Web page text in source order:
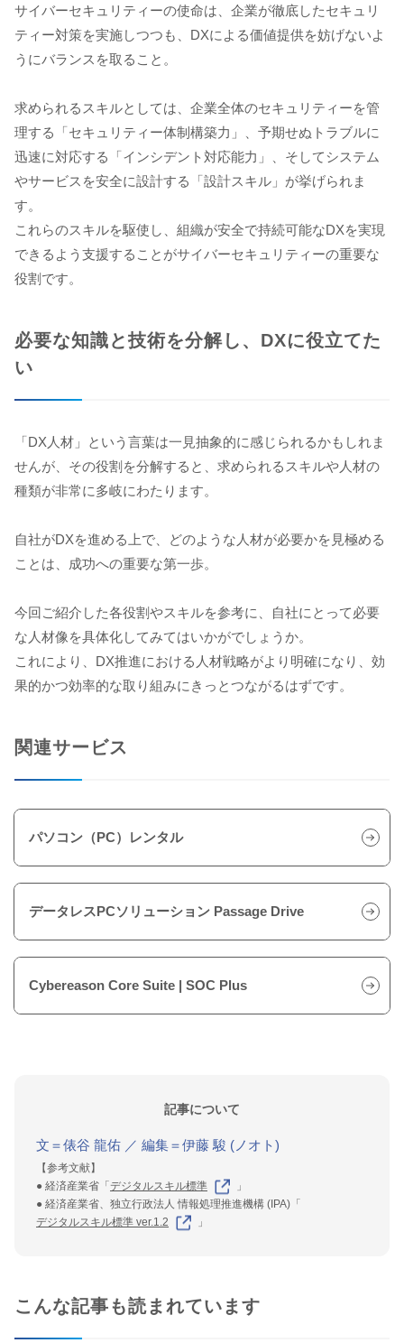
サイバーセキュリティーの使命は、企業が徹底したセキュリ
ティー対策を実施しつつも、DXによる価値提供を妨げないよ
うにバランスを取ること。
求められるスキルとしては、企業全体のセキュリティーを管
理する「セキュリティー体制構築力」、予期せぬトラブルに
迅速に対応する「インシデント対応能力」、そしてシステム
やサービスを安全に設計する「設計スキル」が挙げられま
す。
これらのスキルを駆使し、組織が安全で持続可能なDXを実現
できるよう支援することがサイバーセキュリティーの重要な
役割です。
必要な知識と技術を分解し、DXに役立てた
い
「DX人材」という言葉は一見抽象的に感じられるかもしれま
せんが、その役割を分解すると、求められるスキルや人材の
種類が非常に多岐にわたります。
自社がDXを進める上で、どのような人材が必要かを見極める
ことは、成功への重要な第一歩。
今回ご紹介した各役割やスキルを参考に、自社にとって必要
な人材像を具体化してみてはいかがでしょうか。
これにより、DX推進における人材戦略がより明確になり、効
果的かつ効率的な取り組みにきっとつながるはずです。
関連サービス
パソコン（PC）レンタル
データレスPCソリューション Passage Drive
Cybereason Core Suite | SOC Plus
記事について
文＝俵谷 龍佑 ／ 編集＝伊藤 駿 (ノオト)
【参考文献】
● 経済産業省「デジタルスキル標準
」
● 経済産業省、独立行政法人 情報処理推進機構 (IPA)「
デジタルスキル標準 ver.1.2
」
こんな記事も読まれています